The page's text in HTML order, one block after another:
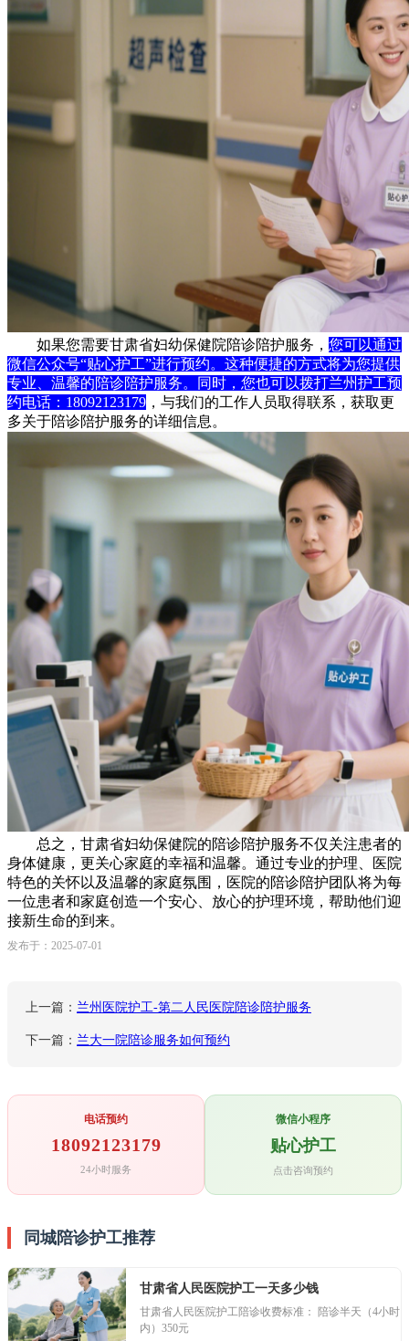
如果您需要甘肃省妇幼保健院陪诊陪护服务， 您可以通过
微信公众号“贴心护工”进行预约。这种便捷的方式将为您提供
专业、温馨的陪诊陪护服务。同时，您也可以拨打兰州护工预
约电话：18092123179 ，与我们的工作人员取得联系，获取更
多关于陪诊陪护服务的详细信息。
总之，甘肃省妇幼保健院的陪诊陪护服务不仅关注患者的
身体健康，更关心家庭的幸福和温馨。通过专业的护理、医院
特色的关怀以及温馨的家庭氛围，医院的陪诊陪护团队将为每
一位患者和家庭创造一个安心、放心的护理环境，帮助他们迎
接新生命的到来。
发布于：2025-07-01
上一篇： 兰州医院护工-第二人民医院陪诊陪护服务
下一篇： 兰大一院陪诊服务如何预约
电话预约
18092123179
24小时服务
微信小程序
贴心护工
点击咨询预约
同城陪诊护工推荐
甘肃省人民医院护工一天多少钱
甘肃省人民医院护工陪诊收费标准： 陪诊半天（4小时
内）350元